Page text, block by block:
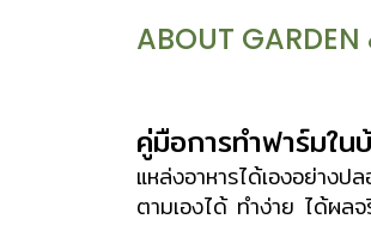
ABOUT
คู่มือการทำฟาร์มใน
แหล่งอาหารได้เองอย่าง
ตามเองได้ ทำง่าย ได้ผล